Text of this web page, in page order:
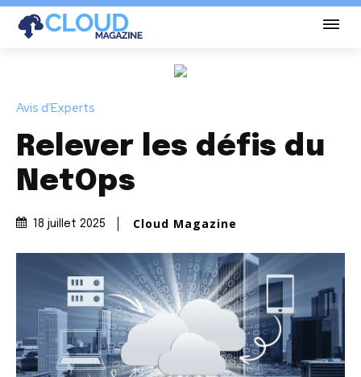
Avis d'Experts
Relever les défis du
NetOps
18 juillet 2025 Cloud Magazine